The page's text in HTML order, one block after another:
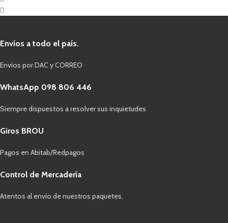
Envíos a todo el país.
Envíos por DAC y CORREO
WhatsApp 098 806 446
Siempre dispuestos a resolver sus inquietudes
Giros BROU
Pagos en Abitab/Redpagos
Control de Mercadería
Atentos al envío de nuestros paquetes.